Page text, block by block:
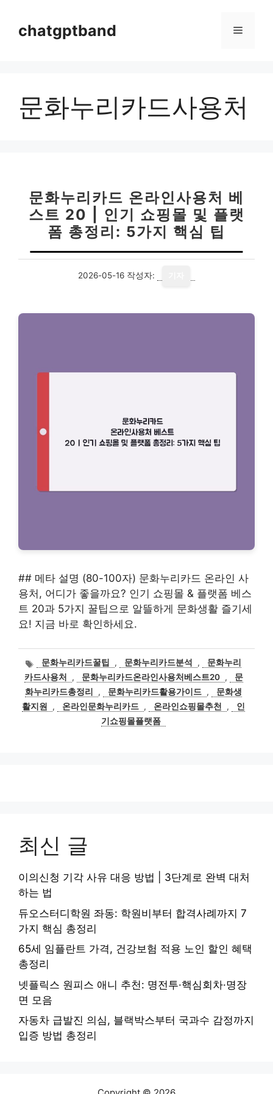
chatgptband 메
문화누리카드사용처
문화누리카드 온라인사용처 베
스트 20 | 인기 쇼핑몰 및 플랫
폼 총정리: 5가지 핵심 팁
2026-05-16 작성자:
## 메타 설명 (80-100자) 문화누리카드 온라인 사
용처, 어디가 좋을까요? 인기 쇼핑몰 & 플랫폼 베스
트 20과 5가지 꿀팁으로 알뜰하게 문화생활 즐기세
요! 지금 바로 확인하세요.
태
그
문화누리카드꿀팁 , 문화누리카드분석 ,
문화누리
카드사용처
, 문화누리카드온라인사용처베스트20 ,
문
화누리카드총정리
, 문화누리카드활용가이드 ,
문화생
활지원
, 온라인문화누리카드 , 온라인쇼핑몰추천 ,
인
기쇼핑몰플랫폼
최신 글
이의신청 기각 사유 대응 방법 | 3단계로 완벽 대처
하는 법
듀오스터디학원 좌동: 학원비부터 합격사례까지 7
가지 핵심 총정리
65세 임플란트 가격, 건강보험 적용 노인 할인 혜택
총정리
넷플릭스 원피스 애니 추천: 명전투·핵심회차·명장
면 모음
자동차 급발진 의심, 블랙박스부터 국과수 감정까지
입증 방법 총정리